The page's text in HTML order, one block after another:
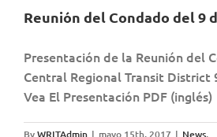
Reunión del Condado del 9
Presentación de la Reunión del
Central Regional Transit District
Vea El Presentación PDF (inglés)
ByWRITAdmin | mayo 15th, 2017 | News,